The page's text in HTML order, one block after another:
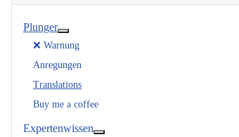
Plunger
❌ Warnung
Anregungen
Translations
Buy me a coffee
Expertenwissen